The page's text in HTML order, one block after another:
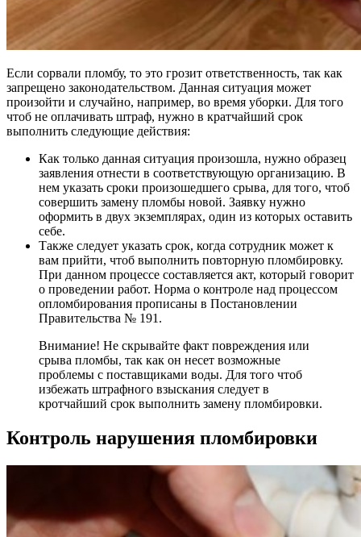
Если сорвали пломбу, то это грозит ответственность, так как
запрещено законодательством. Данная ситуация может
произойти и случайно, например, во время уборки. Для того
чтоб не оплачивать штраф, нужно в кратчайший срок
выполнить следующие действия:
Как только данная ситуация произошла, нужно образец
заявления отнести в соответствующую организацию. В
нем указать сроки произошедшего срыва, для того, чтоб
совершить замену пломбы новой. Заявку нужно
оформить в двух экземплярах, один из которых оставить
себе.
Также следует указать срок, когда сотрудник может к
вам прийти, чтоб выполнить повторную пломбировку.
При данном процессе составляется акт, который говорит
о проведении работ. Норма о контроле над процессом
опломбирования прописаны в Постановлении
Правительства № 191.
Внимание! Не скрывайте факт повреждения или
срыва пломбы, так как он несет возможные
проблемы с поставщиками воды. Для того чтоб
избежать штрафного взыскания следует в
кротчайший срок выполнить замену пломбировки.
Контроль нарушения пломбировки